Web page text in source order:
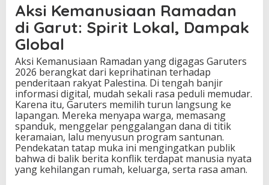
Aksi Kemanusiaan Ramadan
di Garut: Spirit Lokal, Dampak
Global
Aksi Kemanusiaan Ramadan yang digagas Garuters
2026 berangkat dari keprihatinan terhadap
penderitaan rakyat Palestina. Di tengah banjir
informasi digital, mudah sekali rasa peduli memudar.
Karena itu, Garuters memilih turun langsung ke
lapangan. Mereka menyapa warga, memasang
spanduk, menggelar penggalangan dana di titik
keramaian, lalu menyusun program santunan.
Pendekatan tatap muka ini mengingatkan publik
bahwa di balik berita konflik terdapat manusia nyata
yang kehilangan rumah, keluarga, serta rasa aman.